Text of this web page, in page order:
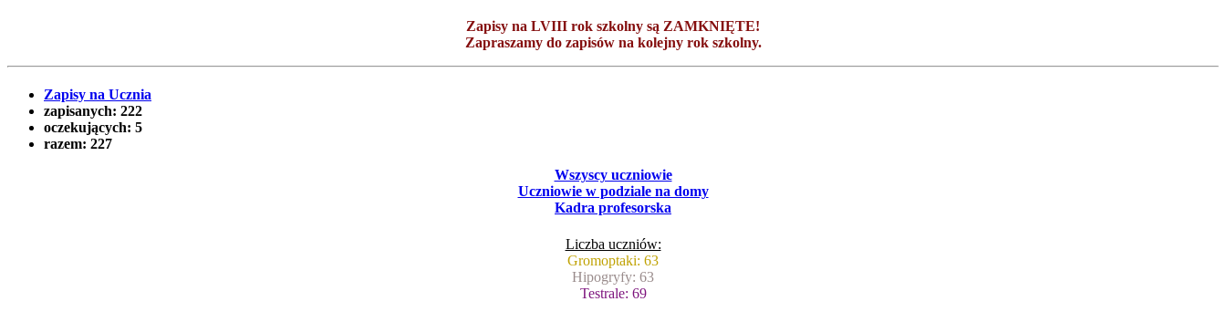
Zapisy na LVIII rok szkolny są ZAMKNIĘTE!
Zapraszamy do zapisów na kolejny rok szkolny.
Zapisy na Ucznia
zapisanych: 222
oczekujących: 5
razem: 227
Wszyscy uczniowie
Uczniowie w podziale na domy
Kadra profesorska
Liczba uczniów:
Gromoptaki: 63
Hipogryfy: 63
Testrale: 69